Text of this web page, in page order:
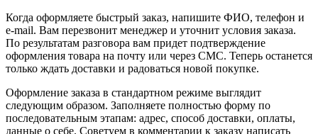
Когда оформляете быстрый заказ, напишите ФИО, телефон и
e-mail. Вам перезвонит менеджер и уточнит условия заказа.
По результатам разговора вам придет подтверждение
оформления товара на почту или через СМС. Теперь останется
только ждать доставки и радоваться новой покупке.
Оформление заказа в стандартном режиме выглядит
следующим образом. Заполняете полностью форму по
последовательным этапам: адрес, способ доставки, оплаты,
данные о себе. Советуем в комментарии к заказу написать